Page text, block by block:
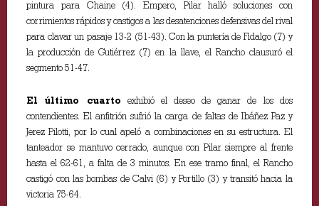
pintura para Chaine (4). Empero, Pilar halló soluciones con
corrimientos rápidos y castigos a las desatenciones defensivas del rival
para clavar un pasaje 13-2 (51-43). Con la puntería de Fidalgo (7) y
la producción de Gutiérrez (7) en la llave, el Rancho clausuró el
segmento 51-47.
El último cuarto exhibió el deseo de ganar de los dos
contendientes. El anfitrión sufrió la carga de faltas de Ibáñez Paz y
Jerez Pilotti, por lo cual apeló a combinaciones en su estructura. El
tanteador se mantuvo cerrado, aunque con Pilar siempre al frente
hasta el 62-61, a falta de 3 minutos. En ese tramo final, el Rancho
castigó con las bombas de Calvi (6) y Portillo (3) y transitó hacia la
victoria 75-64.